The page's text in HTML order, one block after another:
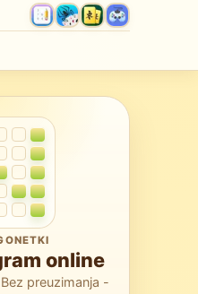
online
preuzimanja -